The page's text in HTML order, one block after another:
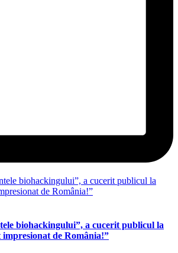
biohackingului”, a cucerit publicul la
de România!”